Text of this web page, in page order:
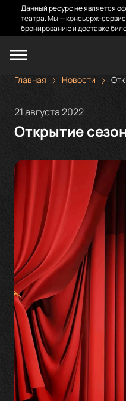
Данный ресурс не является
театра. Мы — консьерж-
бронированию и доставке
Главная Новости
21 августа 2022
Открытие